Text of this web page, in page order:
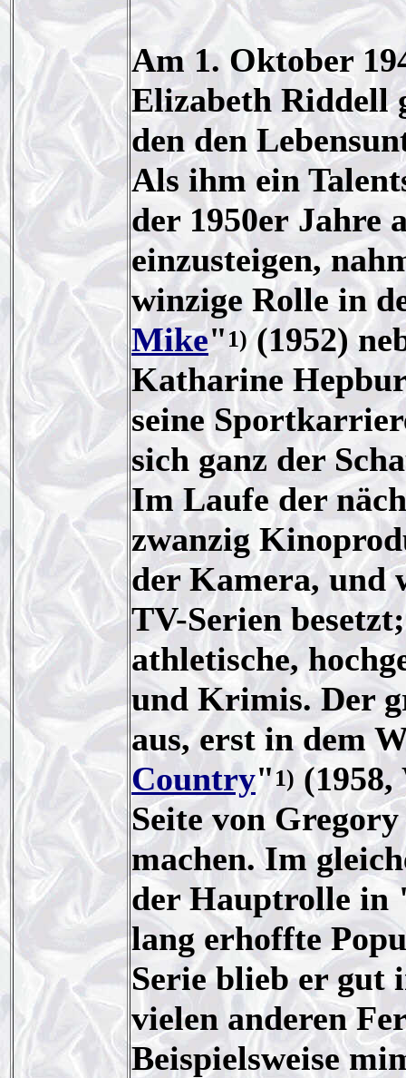
Am 1. Oktober
Elizabeth Riddell
den den
Als ihm ein
der 1950er Jahre
einzusteigen,
winzige Rolle in
Mike" 1)(1952)
Katharine
seine
sich ganz der
Im Laufe der
zwanzig
der Kamera, und
TV-Serien
athletische,
und Krimis. Der
aus, erst in dem
Country"1)
Seite von
machen. Im
der Hauptrolle in
lang erhoffte
Serie blieb er gut
vielen anderen
Beispielsweise